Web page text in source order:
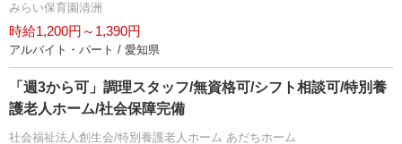
みらい保育園清洲
時給1,200円～1,390円
アルバイト・パート / 愛知県
「週3から可」調理スタッフ/無資格可/シフト相談可/特別養
護老人ホーム/社会保障完備
社会福祉法人創生会/特別養護老人ホーム あだちホーム